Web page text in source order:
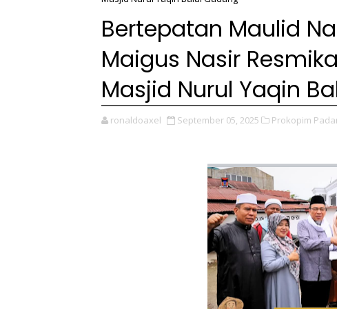
Bertepatan Maulid
Maigus Nasir
Masjid Nurul Yaqin
ronaldoaxel September 05, 2025 Prokopim